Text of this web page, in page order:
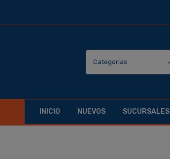
Categorías
INICIO NUEVOS SUCURSALES